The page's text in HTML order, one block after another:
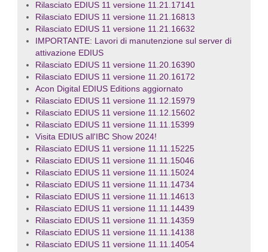
Rilasciato EDIUS 11 versione 11.21.17141
Rilasciato EDIUS 11 versione 11.21.16813
Rilasciato EDIUS 11 versione 11.21.16632
IMPORTANTE: Lavori di manutenzione sul server di
attivazione EDIUS
Rilasciato EDIUS 11 versione 11.20.16390
Rilasciato EDIUS 11 versione 11.20.16172
Acon Digital EDIUS Editions aggiornato
Rilasciato EDIUS 11 versione 11.12.15979
Rilasciato EDIUS 11 versione 11.12.15602
Rilasciato EDIUS 11 versione 11.11.15399
Visita EDIUS all'IBC Show 2024!
Rilasciato EDIUS 11 versione 11.11.15225
Rilasciato EDIUS 11 versione 11.11.15046
Rilasciato EDIUS 11 versione 11.11.15024
Rilasciato EDIUS 11 versione 11.11.14734
Rilasciato EDIUS 11 versione 11.11.14613
Rilasciato EDIUS 11 versione 11.11.14439
Rilasciato EDIUS 11 versione 11.11.14359
Rilasciato EDIUS 11 versione 11.11.14138
Rilasciato EDIUS 11 versione 11.11.14054